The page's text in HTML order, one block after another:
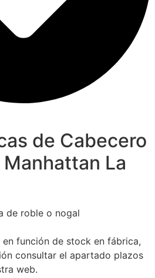
de Cabecero
La
de roble o nogal
función de stock en fábrica,
consultar el apartado plazos
web.